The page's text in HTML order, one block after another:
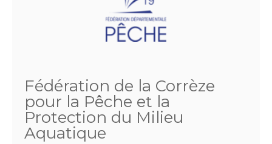
Fédération de la Corrèze
pour la Pêche et la
Protection du Milieu
Aquatique